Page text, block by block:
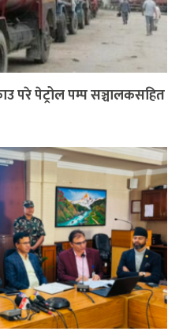
परे पेट्रोल पम्प सञ्चालकसहित